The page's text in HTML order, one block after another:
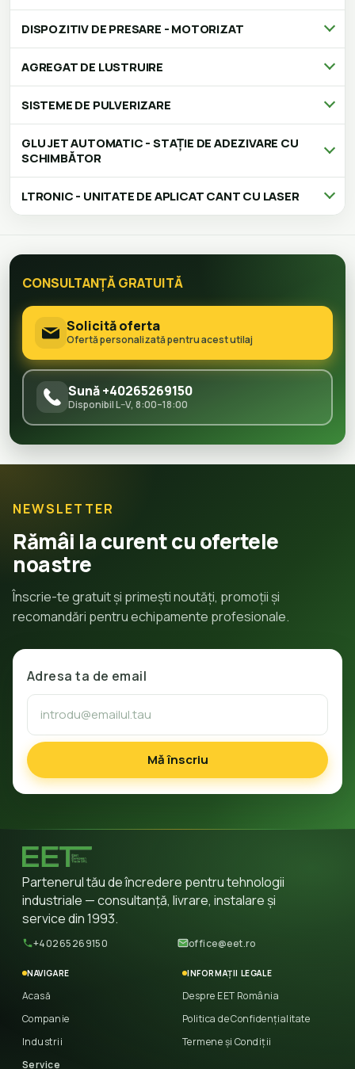
DISPOZITIV DE PRESARE - MOTORIZAT
AGREGAT DE LUSTRUIRE
SISTEME DE PULVERIZARE
GLU JET AUTOMATIC - STAȚIE DE ADEZIVARE CU
SCHIMBĂTOR
LTRONIC - UNITATE DE APLICAT CANT CU LASER
CONSULTANȚĂ GRATUITĂ
Solicită oferta
Ofertă personalizată pentru acest utilaj
Sună +40265269150
Disponibil L–V, 8:00–18:00
NEWSLETTER
Rămâi la curent cu ofertele
noastre
Înscrie-te gratuit și primești noutăți, promoții și
recomandări pentru echipamente profesionale.
Adresa ta de email
Mă înscriu
Partenerul tău de încredere pentru tehnologii
industriale — consultanță, livrare, instalare și
service din 1993.
+40265269150 office@eet.ro
NAVIGARE
Acasă
Companie
Industrii
Service
INFORMAȚII LEGALE
Despre EET România
Politica de Confidențialitate
Termene și Condiții